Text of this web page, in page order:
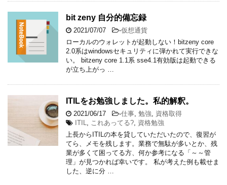
bit zeny 自分的備忘録
2021/07/07 -仮想通貨
ローカルのウォレットが起動しない！bitzeny core
2.0系はwindowsセキュリティに弾かれて実行できな
い。 bitzeny core 1.1系 sse4.1有効版は起動できる
が立ち上がっ …
ITILをお勉強しました。私的解釈。
2021/06/17 -仕事, 勉強, 資格取得
ITIL, これあってる?, 資格勉強
上長からITILの本を貸していただいたので、復習が
てら、メモを残します。業務で無駄が多いとか、残
業が多くて困ってる方、何か参考になる「～～管
理」が見つかれば幸いです。 私が考えた例も載せま
した、逆に分 …